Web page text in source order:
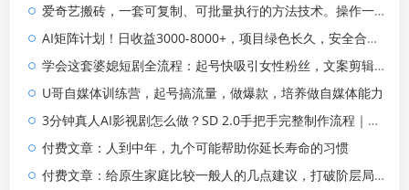
爱奇艺搬砖，一套可复制、可批量执行的方法技术。操作一个月，整年不用愁!
AI矩阵计划！日收益3000-8000+，项目绿色长久，安全合规靠谱，可批量放大。扶持工作室和分公司
学会这套婆媳短剧全流程：起号快吸引女性粉丝，文案剪辑视频制作一站式搞定，多种变现方式都可做
U哥自媒体训练营，起号搞流量，做爆款，培养做自媒体能力
3分钟真人AI影视剧怎么做？SD 2.0手把手完整制作流程｜Higgsfield 14天SD 2.0/2.5无限生成
付费文章：人到中年，九个可能帮助你延长寿命的习惯
付费文章：给原生家庭比较一般人的几点建议，打破阶层局限，实现个人与家族代际向上跃升